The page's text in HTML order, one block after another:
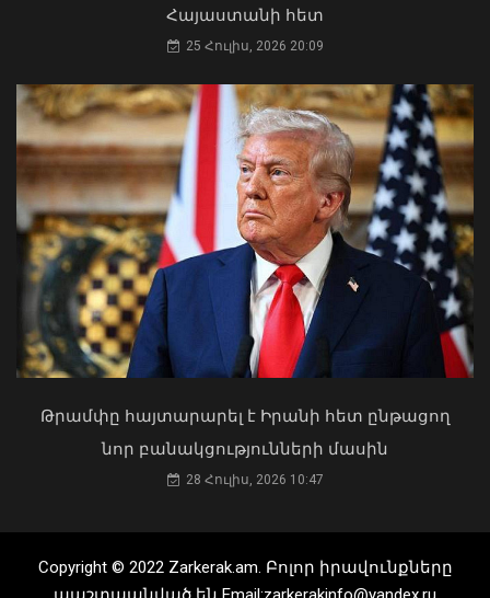
ներթափանցման վտանգը ցածր է․
ներկայացվել է միջազգային
իրավիճակը
07 Օգոստոս, 2026 15:33
«Ուժեղ Հայաստան»-ը դեմ է
քվեարկելու ԱԺ նախագահի
պաշտոնում Ռուբեն Ռուբինյանի
թեկնածությանը
03 Օգոստոս, 2026 13:13
Հայաստանի հետ
25 Հուլիս, 2026 20:09
Թրամփը հայտարարել է Իրանի հետ ընթացող
նոր բանակցությունների մասին
28 Հուլիս, 2026 10:47
Copyright © 2022 Zarkerak.am. Բոլոր իրավունքները